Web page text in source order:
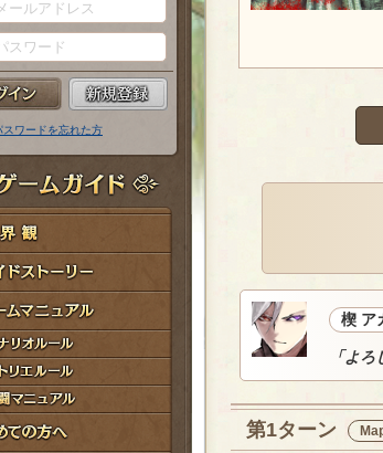
ワードを忘れた方
ド
ーリー
ュアル
ール
ール
アル
楔 ア
「よ
第1ターン